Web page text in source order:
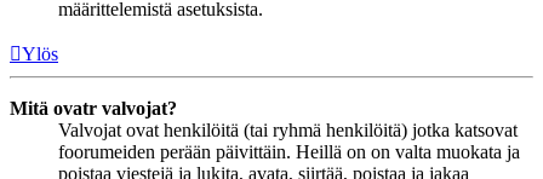
määrittelemistä asetuksista.
Ylös
Mitä ovatr valvojat?
Valvojat ovat henkilöitä (tai ryhmä henkilöitä) jotka katsovat
foorumeiden perään päivittäin. Heillä on on valta muokata ja
poistaa viestejä ja lukita, avata, siirtää, poistaa ja jakaa